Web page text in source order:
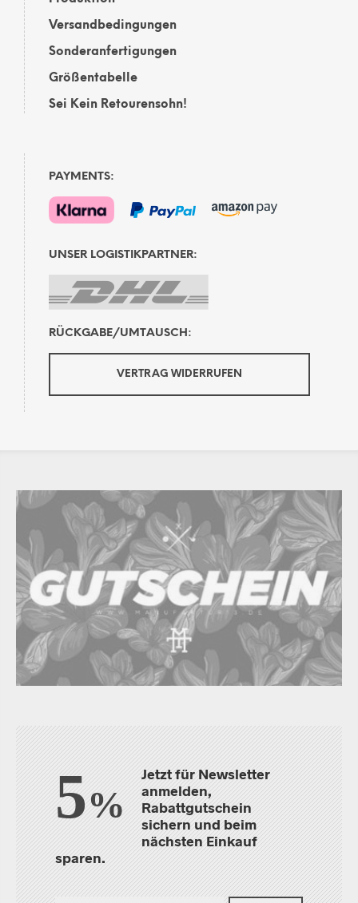
Versandbedingungen
Sonderanfertigungen
Größentabelle
Sei Kein Retourensohn!
PAYMENTS:
UNSER LOGISTIKPARTNER:
RÜCKGABE/UMTAUSCH:
VERTRAG WIDERRUFEN
5%
Jetzt für Newsletter
anmelden,
Rabattgutschein
sichern und beim
nächsten Einkauf
sparen.